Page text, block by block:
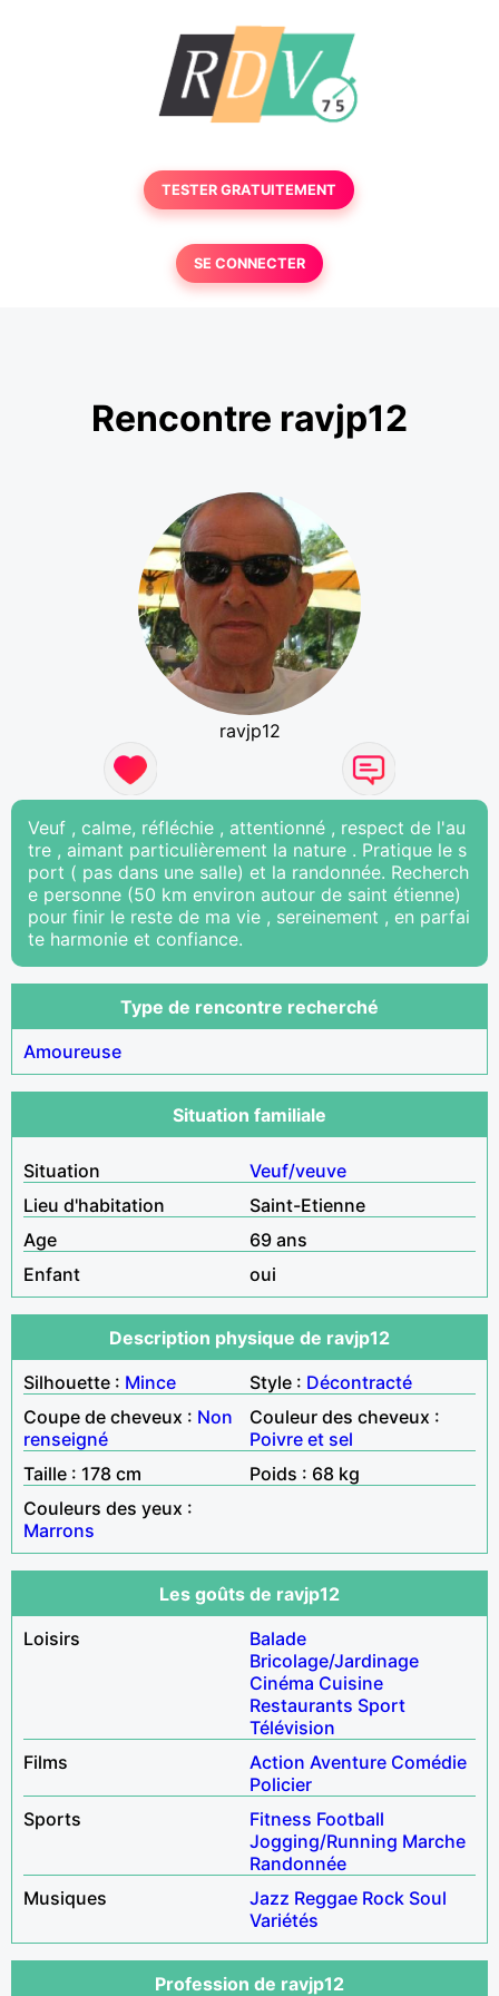
TESTER GRATUITEMENT
SE CONNECTER
Rencontre ravjp12
ravjp12
Veuf , calme, réfléchie , attentionné , respect de l'au
tre , aimant particulièrement la nature . Pratique le s
port ( pas dans une salle) et la randonnée. Recherch
e personne (50 km environ autour de saint étienne)
pour finir le reste de ma vie , sereinement , en parfai
te harmonie et confiance.
Type de rencontre recherché
Amoureuse
Situation familiale
Situation
Veuf/veuve
Lieu d'habitation
Saint-Etienne
Age
69 ans
Enfant
oui
Description physique de ravjp12
Silhouette : Mince Style : Décontracté
Coupe de cheveux : Non
renseigné
Couleur des cheveux :
Poivre et sel
Taille : 178 cm
Poids : 68 kg
Couleurs des yeux :
Marrons
Les goûts de ravjp12
Loisirs
Balade
Bricolage/Jardinage
Cinéma Cuisine
Restaurants Sport
Télévision
Films
Action Aventure Comédie
Policier
Sports
Fitness Football
Jogging/Running Marche
Randonnée
Musiques
Jazz Reggae Rock Soul
Variétés
Profession de ravjp12